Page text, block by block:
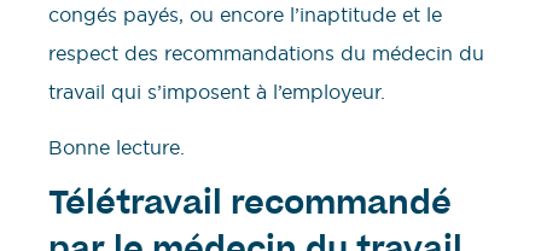
congés payés, ou encore l’inaptitude et le
respect des recommandations du médecin du
travail qui s’imposent à l’employeur.
Bonne lecture.
Télétravail recommandé